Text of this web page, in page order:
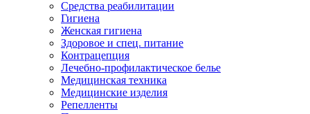
Средства реабилитации
Гигиена
Женская гигиена
Здоровое и спец. питание
Контрацепция
Лечебно-профилактическое белье
Медицинская техника
Медицинские изделия
Репелленты